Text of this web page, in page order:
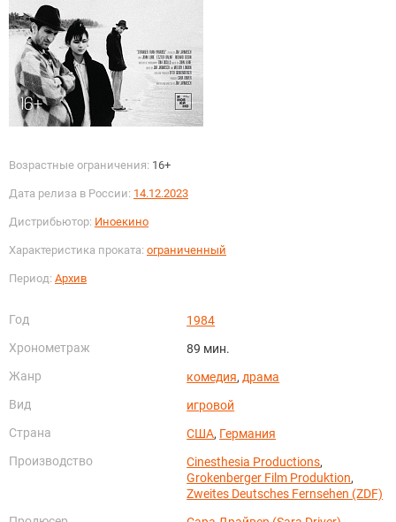
Возрастные ограничения: 16+
Дата релиза в России: 14.12.2023
Дистрибьютор: Иноекино
Характеристика проката: ограниченный
Период: Архив
Год
1984
Хронометраж
89 мин.
Жанр
комедия, драма
Вид
игровой
Страна
США, Германия
Производство
Cinesthesia Productions,
Grokenberger Film Produktion,
Zweites Deutsches Fernsehen (ZDF)